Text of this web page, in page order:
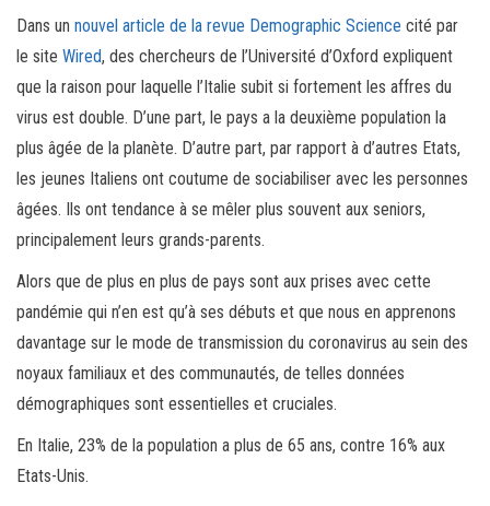
Dans un nouvel article de la revue Demographic Science cité par
le site Wired, des chercheurs de l’Université d’Oxford expliquent
que la raison pour laquelle l’Italie subit si fortement les affres du
virus est double. D’une part, le pays a la deuxième population la
plus âgée de la planète. D’autre part, par rapport à d’autres Etats,
les jeunes Italiens ont coutume de sociabiliser avec les personnes
âgées. Ils ont tendance à se mêler plus souvent aux seniors,
principalement leurs grands-parents.
Alors que de plus en plus de pays sont aux prises avec cette
pandémie qui n’en est qu’à ses débuts et que nous en apprenons
davantage sur le mode de transmission du coronavirus au sein des
noyaux familiaux et des communautés, de telles données
démographiques sont essentielles et cruciales.
En Italie, 23% de la population a plus de 65 ans, contre 16% aux
Etats-Unis.